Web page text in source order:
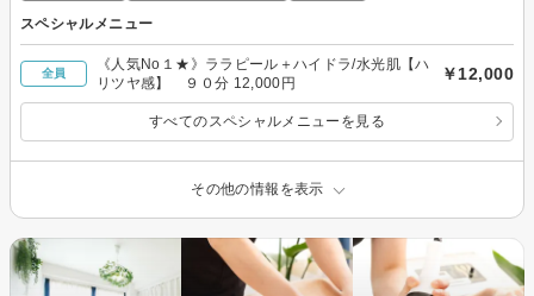
スペシャルメニュー
全員
《人気No１★》ララピール＋ハイドラ/水光肌【ハ
リツヤ感】 ９０分 12,000円
￥12,000
すべてのスペシャルメニューを見る
その他の情報を表示